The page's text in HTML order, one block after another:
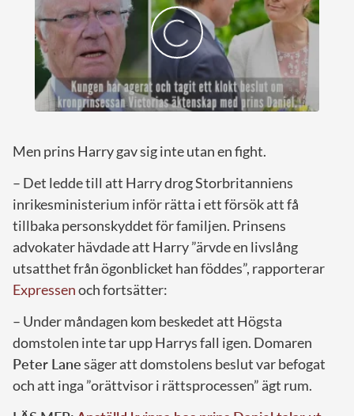
Men prins Harry gav sig inte utan en fight.
– Det ledde till att Harry drog Storbritanniens
inrikesministerium inför rätta i ett försök att få
tillbaka personskyddet för familjen. Prinsens
advokater hävdade att Harry ”ärvde en livslång
utsatthet från ögonblicket han föddes”, rapporterar
Expressenoch fortsätter:
– Under måndagen kom beskedet att Högsta
domstolen inte tar upp Harrys fall igen. Domaren
Peter Lanesäger att domstolens beslut var befogat
och att inga ”orättvisor i rättsprocessen” ägt rum.